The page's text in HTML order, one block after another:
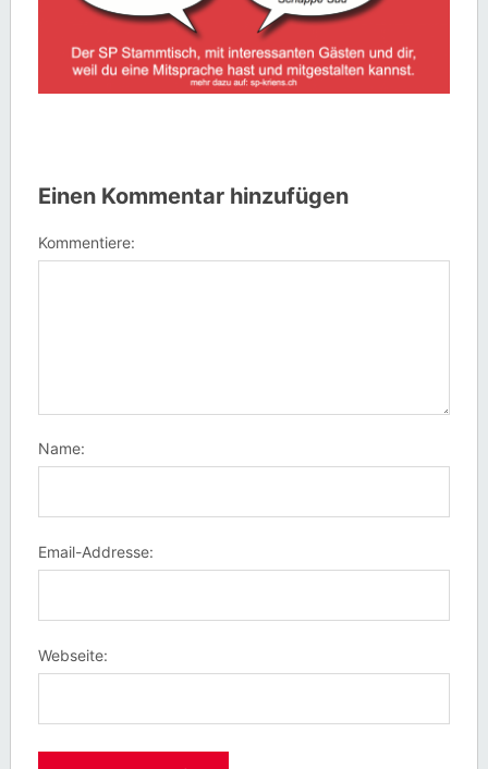
Einen Kommentar hinzufügen
Kommentiere:
Name:
Email-Addresse:
Webseite: